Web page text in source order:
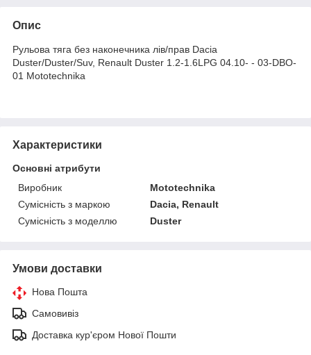
Опис
Рульова тяга без наконечника лів/прав Dacia
Duster/Duster/Suv, Renault Duster 1.2-1.6LPG 04.10- - 03-DBO-
01 Mototechnika
Характеристики
Основні атрибути
Виробник
Mototechnika
Сумісність з маркою
Dacia, Renault
Сумісність з моделлю
Duster
Умови доставки
Нова Пошта
Самовивіз
Доставка кур'єром Нової Пошти